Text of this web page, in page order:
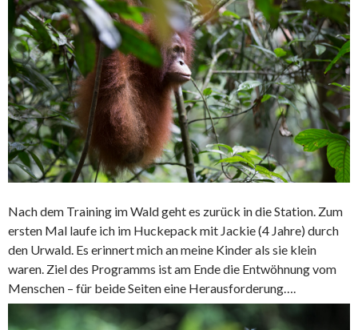
Nach dem Training im Wald geht es zurück in die Station. Zum
ersten Mal laufe ich im Huckepack mit Jackie (4 Jahre) durch
den Urwald. Es erinnert mich an meine Kinder als sie klein
waren. Ziel des Programms ist am Ende die Entwöhnung vom
Menschen – für beide Seiten eine Herausforderung….